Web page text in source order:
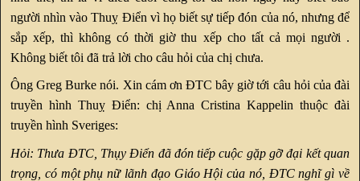
người nhìn vào Thuỵ Điển vì họ biết sự tiếp đón của nó, nhưng để
sắp xếp, thì không có thời giờ thu xếp cho tất cả mọi người .
Không biết tôi đã trả lời cho câu hỏi của chị chưa.
Ông Greg Burke nói. Xin cám ơn ĐTC bây giờ tới câu hỏi của đài
truyền hình Thuỵ Điển: chị Anna Cristina Kappelin thuộc đài
truyền hình Sveriges:
Hỏi: Thưa ĐTC, Thụy Điển đã đón tiếp cuộc gặp gỡ đại kết quan
trọng, có một phụ nữ lãnh đạo Giáo Hội của nó, ĐTC nghĩ gì về